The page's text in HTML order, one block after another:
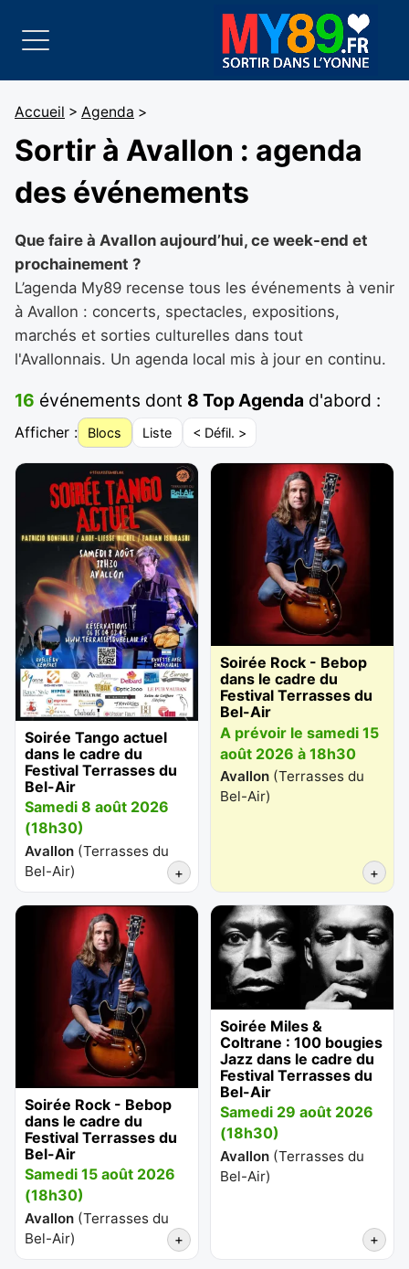
Accueil > Agenda >
Sortir à Avallon : agenda
des événements
Que faire à Avallon aujourd’hui, ce week-end et
prochainement ?
L’agenda My89 recense tous les événements à venir
à Avallon : concerts, spectacles, expositions,
marchés et sorties culturelles dans tout
l'Avallonnais. Un agenda local mis à jour en continu.
16 événements dont 8 Top Agenda d'abord :
Afficher : Blocs Liste < Défil. >
+
Soirée Tango actuel
dans le cadre du
Festival Terrasses du
Bel-Air
Samedi 8 août 2026
(18h30)
Avallon(Terrasses du
Bel-Air) +
Soirée Rock - Bebop
dans le cadre du
Festival Terrasses du
Bel-Air
A prévoir le samedi 15
août 2026 à 18h30
Avallon(Terrasses du
Bel-Air)
+
Soirée Rock - Bebop
dans le cadre du
Festival Terrasses du
Bel-Air
Samedi 15 août 2026
(18h30)
Avallon(Terrasses du
Bel-Air) +
Soirée Miles &
Coltrane : 100 bougies
Jazz dans le cadre du
Festival Terrasses du
Bel-Air
Samedi 29 août 2026
(18h30)
Avallon(Terrasses du
Bel-Air)